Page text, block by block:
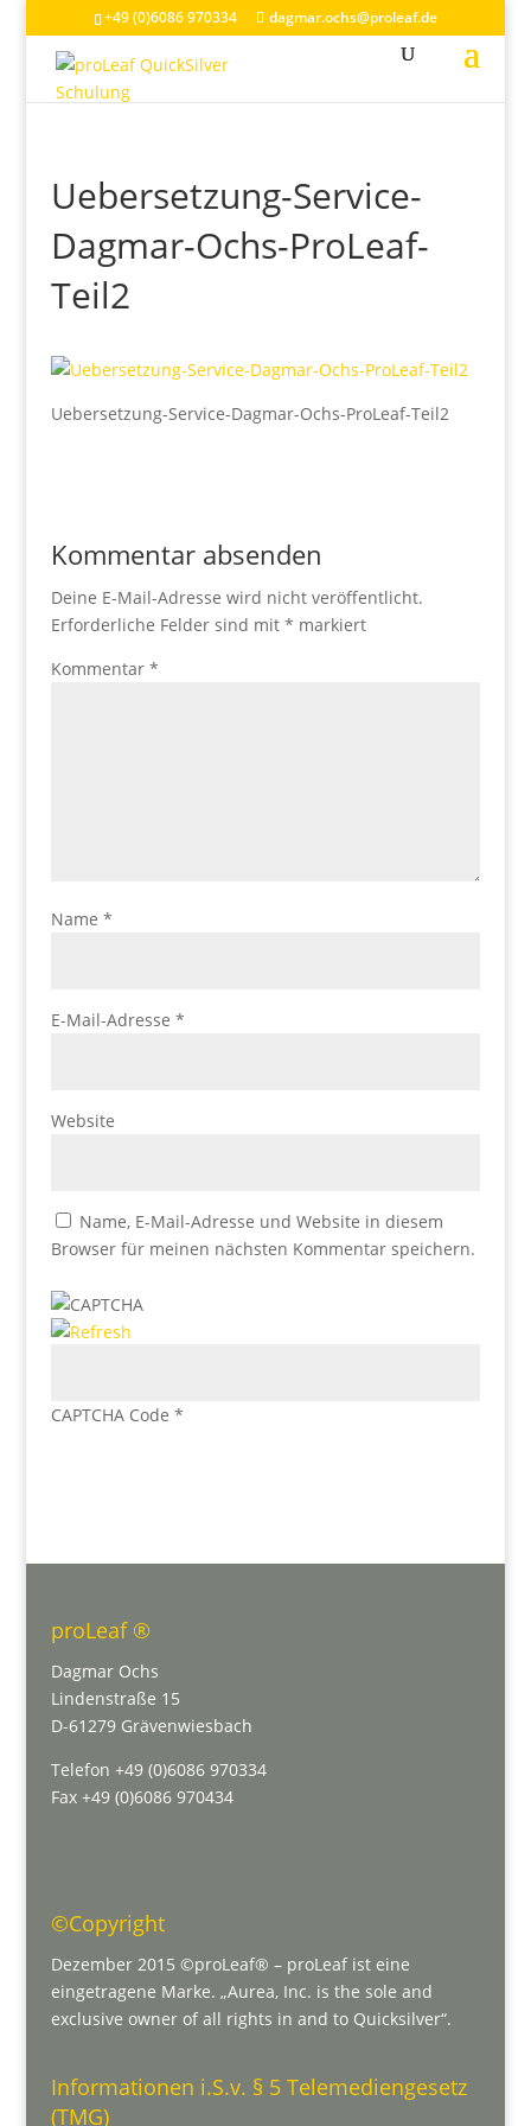
+49 (0)6086 970334 dagmar.ochs@proleaf.de
Uebersetzung-Service-
Dagmar-Ochs-ProLeaf-
Teil2
Uebersetzung-Service-Dagmar-Ochs-ProLeaf-Teil2
Kommentar absenden
Deine E-Mail-Adresse wird nicht veröffentlicht.
Erforderliche Felder sind mit * markiert
Kommentar *
Name *
E-Mail-Adresse *
Website
Name, E-Mail-Adresse und Website in diesem
Browser für meinen nächsten Kommentar speichern.
CAPTCHA Code *
proLeaf ®
Dagmar Ochs
Lindenstraße 15
D-61279 Grävenwiesbach
Telefon +49 (0)6086 970334
Fax +49 (0)6086 970434
©Copyright
Dezember 2015 ©proLeaf® – proLeaf ist eine
eingetragene Marke. „Aurea, Inc. is the sole and
exclusive owner of all rights in and to Quicksilver“.
Informationen i.S.v. § 5 Telemediengesetz
(TMG)